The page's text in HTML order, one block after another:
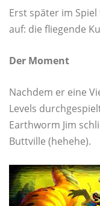
Erst später im
auf: die fliegende
Der Moment
Nachdem er eine
Levels
Earthworm Jim
Buttville (hehehe).